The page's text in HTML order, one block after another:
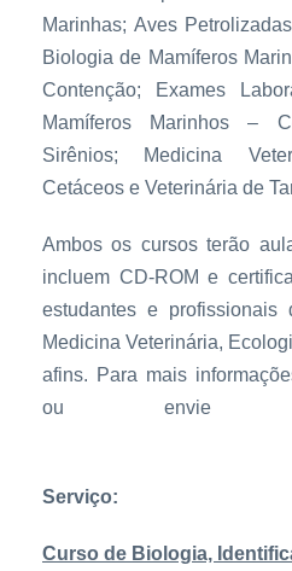
Marinhas; Aves
Biologia de Mamíferos
Contenção; Exames
Mamíferos Marinhos –
Sirênios; Medicina
Cetáceos e Veterinária de
Ambos os cursos terão
incluem CD-ROM e
estudantes e
Medicina Veterinária,
afins. Para mais
ou envie
Serviço:
Curso de Biologia,